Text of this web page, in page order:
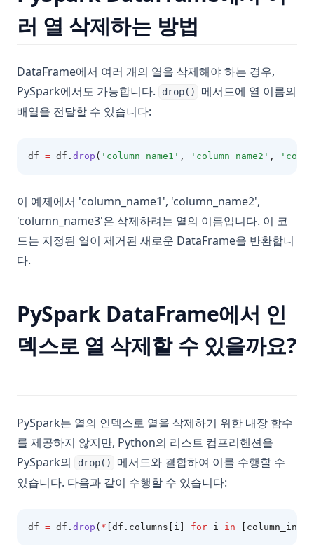
러 열 삭제하는 방법
DataFrame에서 여러 개의 열을 삭제해야 하는 경우,
PySpark에서도 가능합니다.
drop()
메서드에 열 이름의
배열을 전달할 수 있습니다:
df = df . drop ( 'column_name1' , 'column_name2' ,
이 예제에서 'column_name1', 'column_name2',
'column_name3'은 삭제하려는 열의 이름입니다. 이 코
드는 지정된 열이 제거된 새로운 DataFrame을 반환합니
다.
PySpark DataFrame에서 인
덱스로 열 삭제할 수 있을까요?
PySpark는 열의 인덱스로 열을 삭제하기 위한 내장 함수
를 제공하지 않지만, Python의 리스트 컴프리헨션을
PySpark의
drop()
메서드와 결합하여 이를 수행할 수
있습니다. 다음과 같이 수행할 수 있습니다:
df = df . drop ( * [df.columns[i] for i in